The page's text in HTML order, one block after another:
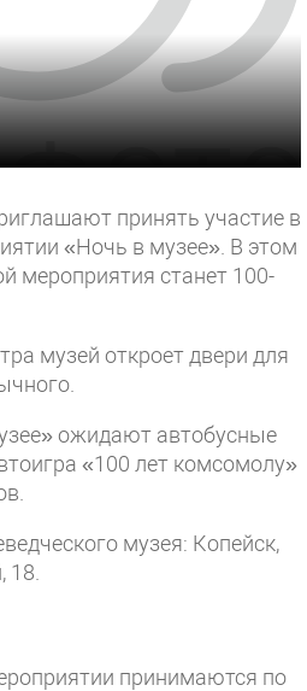
принять участие в
«Ночь в музее». В этом
мероприятия станет 100-
музей откроет двери для
ожидают автобусные
«100 лет комсомолу»
музея: Копейск,
18.
принимаются по